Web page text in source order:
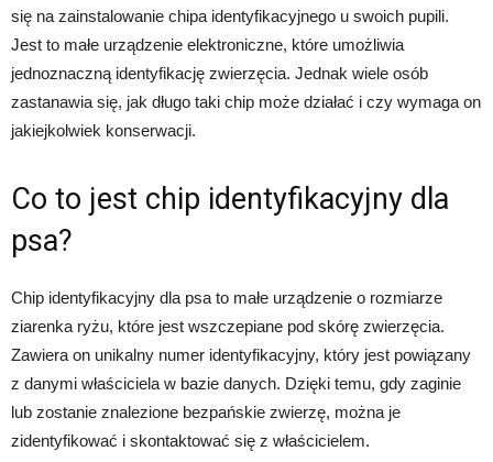
się na zainstalowanie chipa identyfikacyjnego u swoich pupili.
Jest to małe urządzenie elektroniczne, które umożliwia
jednoznaczną identyfikację zwierzęcia. Jednak wiele osób
zastanawia się, jak długo taki chip może działać i czy wymaga on
jakiejkolwiek konserwacji.
Co to jest chip identyfikacyjny dla
psa?
Chip identyfikacyjny dla psa to małe urządzenie o rozmiarze
ziarenka ryżu, które jest wszczepiane pod skórę zwierzęcia.
Zawiera on unikalny numer identyfikacyjny, który jest powiązany
z danymi właściciela w bazie danych. Dzięki temu, gdy zaginie
lub zostanie znalezione bezpańskie zwierzę, można je
zidentyfikować i skontaktować się z właścicielem.